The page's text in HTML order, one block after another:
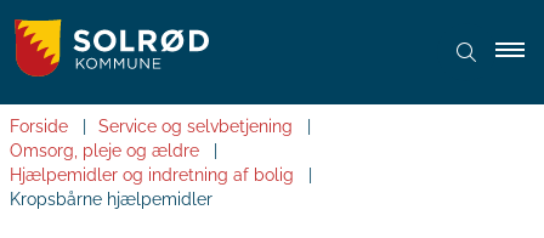
Forside
Service og selvbetjening
Omsorg, pleje og ældre
Hjælpemidler og indretning af bolig
Kropsbårne hjælpemidler